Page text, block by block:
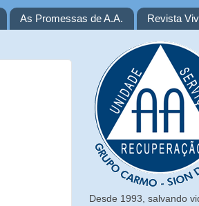
As Promessas de A.A. Revista
Desde 1993, salvando